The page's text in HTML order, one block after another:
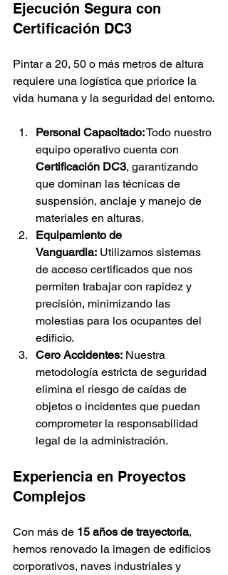
Ejecución Segura con
Certificación DC3
Pintar a 20, 50 o más metros de altura
requiere una logística que priorice la
vida humana y la seguridad del entorno.
Personal Capacitado: Todo nuestro
equipo operativo cuenta con
Certificación DC3, garantizando
que dominan las técnicas de
suspensión, anclaje y manejo de
materiales en alturas.
Equipamiento de
Vanguardia: Utilizamos sistemas
de acceso certificados que nos
permiten trabajar con rapidez y
precisión, minimizando las
molestias para los ocupantes del
edificio.
Cero Accidentes: Nuestra
metodología estricta de seguridad
elimina el riesgo de caídas de
objetos o incidentes que puedan
comprometer la responsabilidad
legal de la administración.
Experiencia en Proyectos
Complejos
Con más de 15 años de trayectoria,
hemos renovado la imagen de edificios
corporativos, naves industriales y